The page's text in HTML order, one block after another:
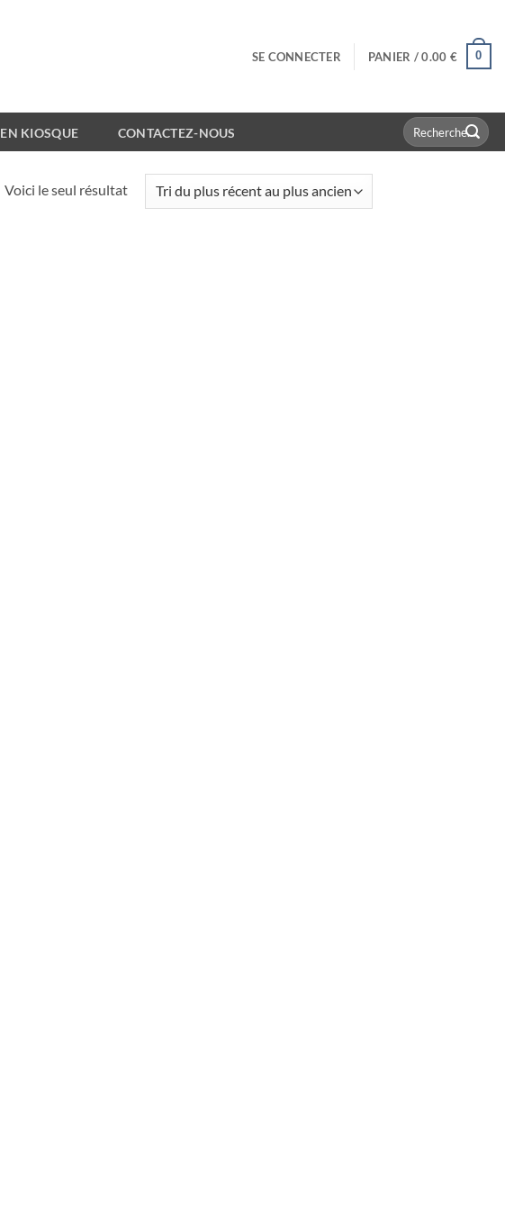
SE CONNECTER PANIER /0.00 € 0
EN KIOSQUE CONTACTEZ-NOUS
Recherche
pour :
Voici le seul résultat